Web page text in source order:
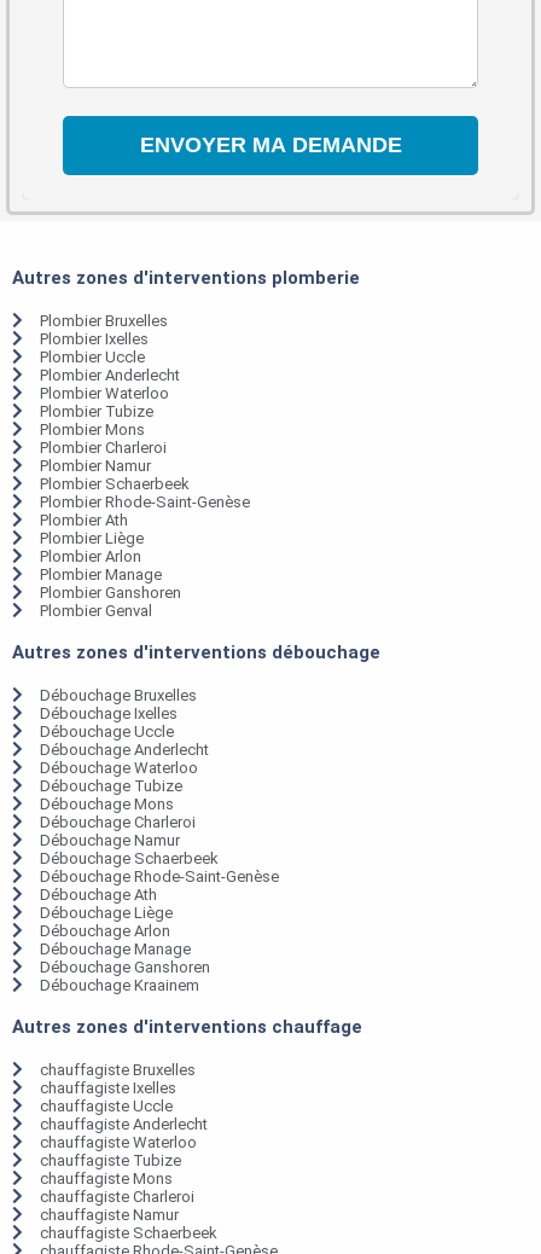
Autres zones d'interventions plomberie
Plombier Bruxelles
Plombier Ixelles
Plombier Uccle
Plombier Anderlecht
Plombier Waterloo
Plombier Tubize
Plombier Mons
Plombier Charleroi
Plombier Namur
Plombier Schaerbeek
Plombier Rhode-Saint-Genèse
Plombier Ath
Plombier Liège
Plombier Arlon
Plombier Manage
Plombier Ganshoren
Plombier Genval
Autres zones d'interventions débouchage
Débouchage Bruxelles
Débouchage Ixelles
Débouchage Uccle
Débouchage Anderlecht
Débouchage Waterloo
Débouchage Tubize
Débouchage Mons
Débouchage Charleroi
Débouchage Namur
Débouchage Schaerbeek
Débouchage Rhode-Saint-Genèse
Débouchage Ath
Débouchage Liège
Débouchage Arlon
Débouchage Manage
Débouchage Ganshoren
Débouchage Kraainem
Autres zones d'interventions chauffage
chauffagiste Bruxelles
chauffagiste Ixelles
chauffagiste Uccle
chauffagiste Anderlecht
chauffagiste Waterloo
chauffagiste Tubize
chauffagiste Mons
chauffagiste Charleroi
chauffagiste Namur
chauffagiste Schaerbeek